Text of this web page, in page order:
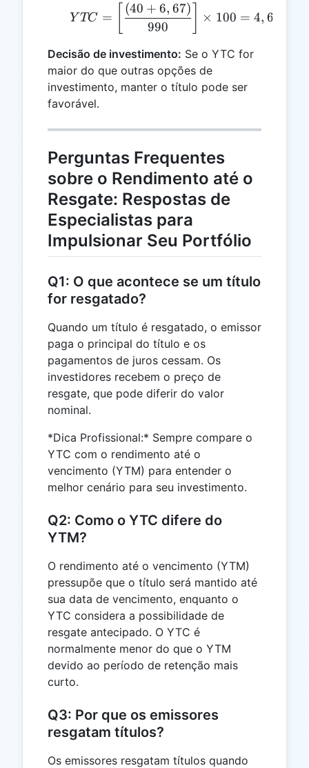
YTC = \left[\frac{(40
Y TC =
990
(40 + 6, 67)
× 100 = 4, 67%
Decisão de investimento: Se o YTC for
maior do que outras opções de
investimento, manter o título pode ser
favorável.
Perguntas Frequentes
sobre o Rendimento até o
Resgate: Respostas de
Especialistas para
Impulsionar Seu Portfólio
Q1: O que acontece se um título
for resgatado?
Quando um título é resgatado, o emissor
paga o principal do título e os
pagamentos de juros cessam. Os
investidores recebem o preço de
resgate, que pode diferir do valor
nominal.
*Dica Profissional:* Sempre compare o
YTC com o rendimento até o
vencimento (YTM) para entender o
melhor cenário para seu investimento.
Q2: Como o YTC difere do
YTM?
O rendimento até o vencimento (YTM)
pressupõe que o título será mantido até
sua data de vencimento, enquanto o
YTC considera a possibilidade de
resgate antecipado. O YTC é
normalmente menor do que o YTM
devido ao período de retenção mais
curto.
Q3: Por que os emissores
resgatam títulos?
Os emissores resgatam títulos quando